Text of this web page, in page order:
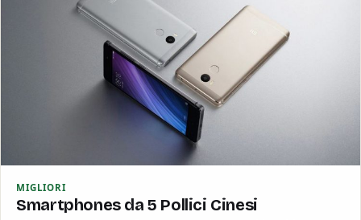
MIGLIORI
Smartphones da 5 Pollici Cinesi